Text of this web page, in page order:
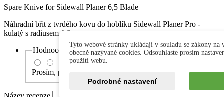
Spare Knive for Sidewall Planer 6,5 Blade
Náhradní břit z tvrdého kovu do hoblíku Sidewall Planer Pro -
kulatý s radiusem 6,5 mm.
Hodnocení zaQuality
Prosím, přidejte k vaší recenzi hodnocení.
Tyto webové stránky ukládají v souladu se zákony na
obecně nazývané cookies. Odsouhlaste prosím
použití webu.
Podrobné nastavení